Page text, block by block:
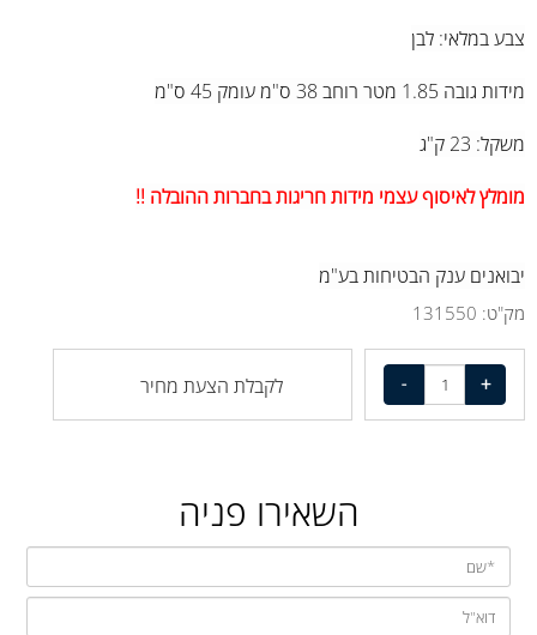
צבע במלאי: לבן
מידות גובה 1.85 מטר רוחב 38 ס"מ עומק 45 ס"מ
משקל: 23 ק"ג
מומלץ לאיסוף עצמי מידות חריגות בחברות ההובלה !!
יבואנים ענק הבטיחות בע"מ
מק"ט: 131550
לקבלת הצעת מחיר
השאירו פניה